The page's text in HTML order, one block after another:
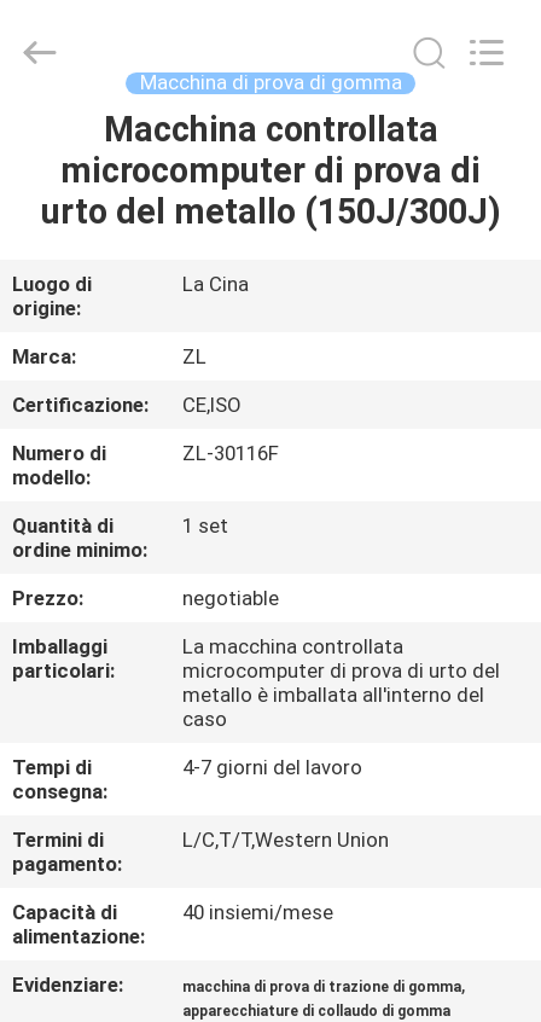
PRODOTTI
VIDEO
CIRCA
NOI
GIRO
DELLA
FABBRICA
CONTROLLO
DI
CONTATTICI
NOTIZIE
RICHIEDA
UNA
Instrument
Technology
Macchina di prova di gomma
Macchina controllata
microcomputer di prova di
urto del metallo (150J/300J)
Luogo di
origine:
La Cina
Marca:
ZL
Certificazione:
CE,ISO
Numero di
modello:
ZL-30116F
Quantità di
ordine minimo:
1 set
Prezzo:
negotiable
Imballaggi
particolari:
La macchina controllata
microcomputer di prova di urto del
metallo è imballata all'interno del
caso
Tempi di
consegna:
4-7 giorni del lavoro
Termini di
pagamento:
L/C,T/T,Western Union
Capacità di
alimentazione:
40 insiemi/mese
Evidenziare: macchina di prova di trazione di gomma,
apparecchiature di collaudo di gomma